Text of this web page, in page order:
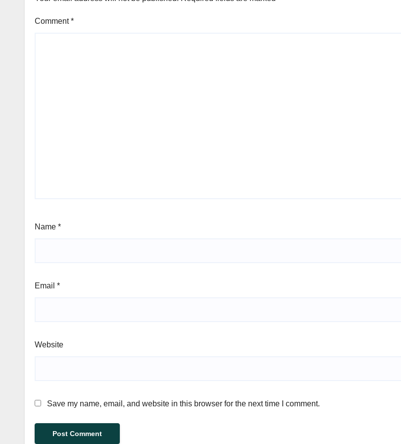
Comment*
Name *
Email *
Website
Save my name, email, and website in this browser for the next time I comment.